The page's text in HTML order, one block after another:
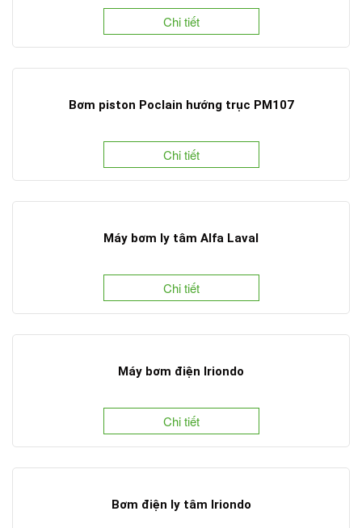
Chi tiết
Bơm piston Poclain hướng trục PM107
Chi tiết
Máy bơm ly tâm Alfa Laval
Chi tiết
Máy bơm điện Iriondo
Chi tiết
Bơm điện ly tâm Iriondo